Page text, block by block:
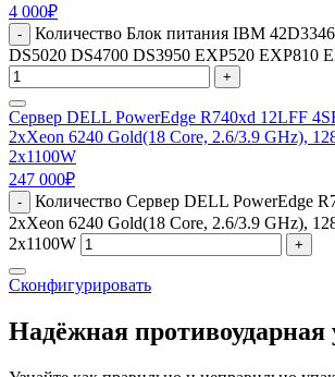
4 000₽
-
Количество Блок питания IBM
DS5020 DS4700 DS3950 EXP520 EXP810
+
Сервер DELL PowerEdge R740xd 12LFF
2xXeon 6240 Gold(18 Core, 2.6/3.9 GHz),
2x1100W
247 000₽
-
Количество Сервер DELL PowerEdge
2xXeon 6240 Gold(18 Core, 2.6/3.9 GHz),
2x1100W
+
Сконфигурировать
Надёжная противоударная